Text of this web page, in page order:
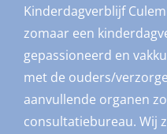
Kinderdagverblijf
zomaar een
gepassioneerd en
met de ouders/
aanvullende organen
consultatiebureau. Wij